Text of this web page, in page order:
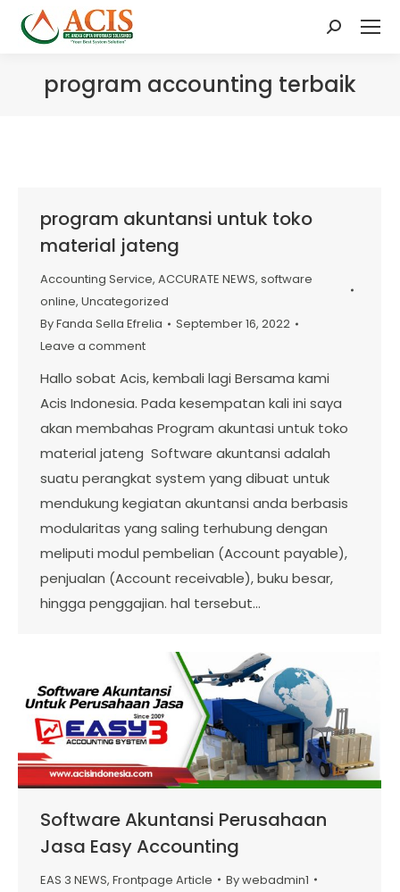
Search:
program accounting terbaik
program akuntansi untuk toko
material jateng
Accounting Service, ACCURATE NEWS, software
online, Uncategorized
ByFanda Sella Efrelia
September 16, 2022
Leave a comment
Hallo sobat Acis, kembali lagi Bersama kami
Acis Indonesia. Pada kesempatan kali ini saya
akan membahas Program akuntasi untuk toko
material jateng Software akuntansi adalah
suatu perangkat system yang dibuat untuk
mendukung kegiatan akuntansi anda berbasis
modularitas yang saling terhubung dengan
meliputi modul pembelian (Account payable),
penjualan (Account receivable), buku besar,
hingga penggajian. hal tersebut…
Software Akuntansi Perusahaan
Jasa Easy Accounting
EAS 3 NEWS, Frontpage Article Bywebadmin1